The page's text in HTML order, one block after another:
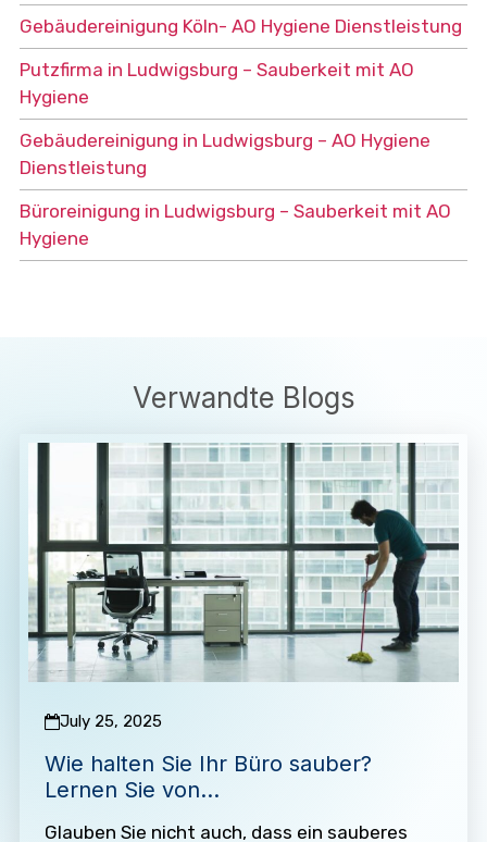
Gebäudereinigung Köln- AO Hygiene Dienstleistung
Putzfirma in Ludwigsburg – Sauberkeit mit AO
Hygiene
Gebäudereinigung in Ludwigsburg – AO Hygiene
Dienstleistung
Büroreinigung in Ludwigsburg – Sauberkeit mit AO
Hygiene
Verwandte Blogs
July 25, 2025
Wie halten Sie Ihr Büro sauber?
Lernen Sie von
Glauben Sie nicht auch, dass ein sauberes